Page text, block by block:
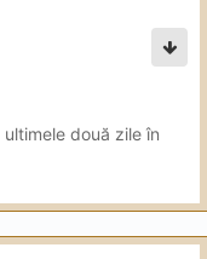
două zile în